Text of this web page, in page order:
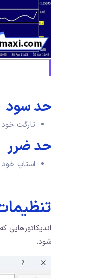
حد سود
تارگت خود
حد ضرر
استاپ خود
اندیکاتورهایی
شود.